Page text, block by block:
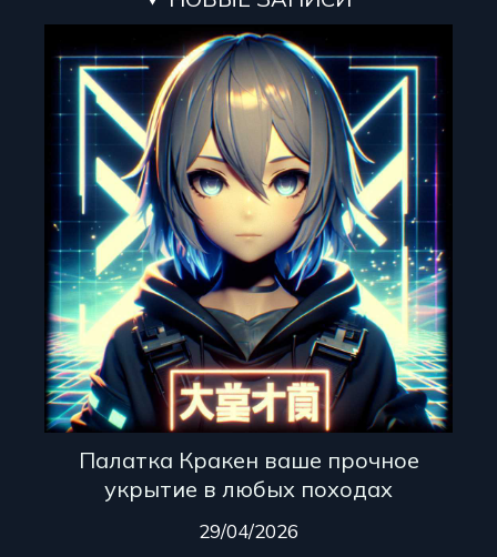
Палатка Кракен ваше прочное
укрытие в любых походах
29/04/2026